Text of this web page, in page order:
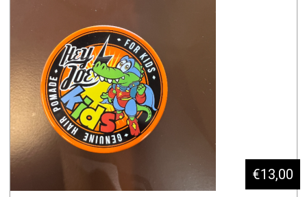
€13,00